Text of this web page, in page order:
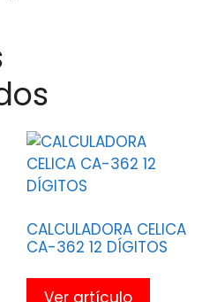
CALCULADORA CELICA
CA-362 12 DÍGITOS
Ver artículo